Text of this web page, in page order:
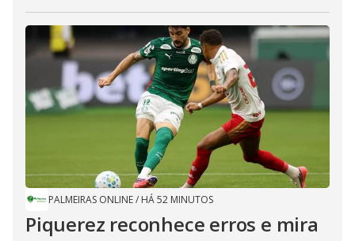
PALMEIRAS ONLINE/ HÁ 52 MINUTOS
Piquerez reconhece erros e mira